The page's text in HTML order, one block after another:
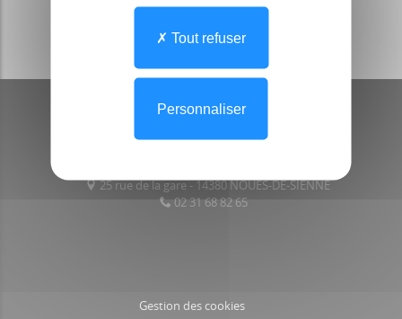
25 rue de la gare - 14380 NOUES-DE-SIENNE
02 31 68 82 65
Gestion des cookies
Tout refuser
Personnaliser